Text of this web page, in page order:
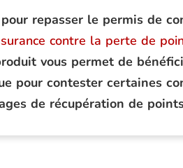
repasser le permis de
contre la perte de
vous permet de
pour contester certaines
de récupération de